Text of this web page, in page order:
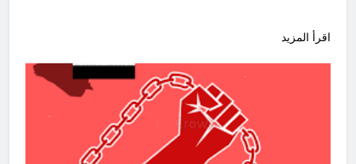
اقرأ المزيد